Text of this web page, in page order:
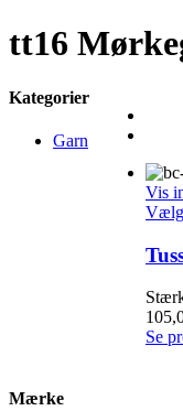
tt16
Vis
Vælg
Se
Mærke
Kategorier
Garn